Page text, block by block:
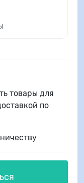
товары для
по